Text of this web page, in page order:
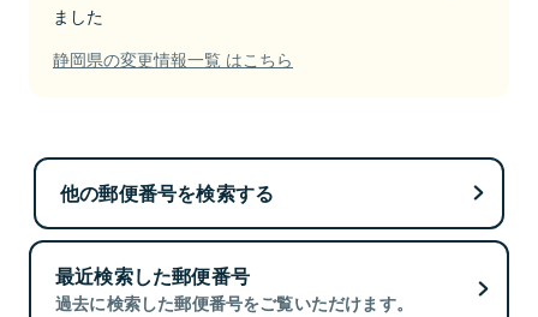
ました
静岡県の変更情報一覧 はこちら
他の郵便番号を検索する
最近検索した郵便番号
過去に検索した郵便番号をご覧いただけます。